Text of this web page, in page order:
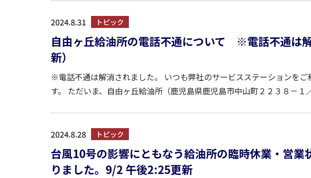
2024.8.31 トピック
自由ヶ丘給油所の電話不通について ※電話不通
新）
※電話不通は解消されました。 いつも弊社のサービスステーションをご利用いただきまして、誠にありがとうございま
す。 ただいま、自由ヶ丘給油所（鹿児島県鹿児島市中山町２２３８－１／Tel.099-260-0606）は電話回線の不調により
2024.8.28 トピック
台風10号の影響にともなう給油所の臨時休業・営
りました。9/2 午後2:25更新